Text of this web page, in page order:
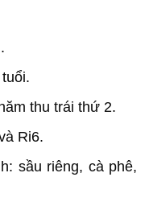
thu trái thứ 2.
Ri6.
sầu riêng, cà phê,